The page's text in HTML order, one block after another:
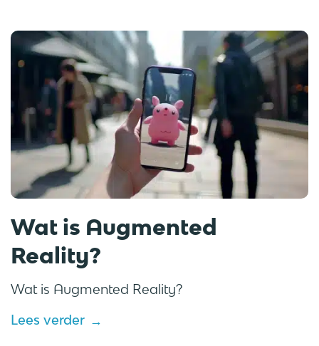
Wat is Augmented
Reality?
Wat is Augmented Reality?
Lees verder